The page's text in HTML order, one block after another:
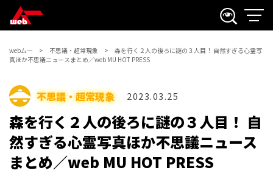
webムー 不思議・超常現象
森を行く２人の後ろに謎の３人目！ 自然すぎる心霊写
真ほか不思議ニュースまとめ／web MU HOT PRESS
不思議・超常現象 2023.03.25
森を行く２人の後ろに謎の３人目！ 自
然すぎる心霊写真ほか不思議ニュース
まとめ／web MU HOT PRESS